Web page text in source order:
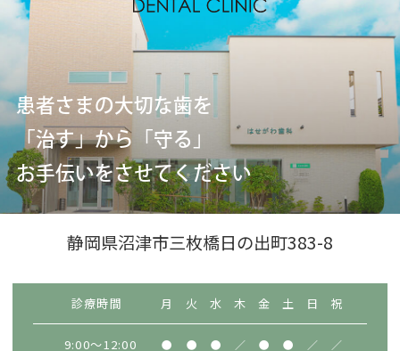
ご家族で通いやすい医院を目指し
明るく清潔な院内で
寄り添った治療を提供いたします
静岡県沼津市三枚橋日の出町383-8
診療時間 月 火 水 木 金 土 日 祝
9:00～12:00 ● ● ● ／ ● ● ／ ／